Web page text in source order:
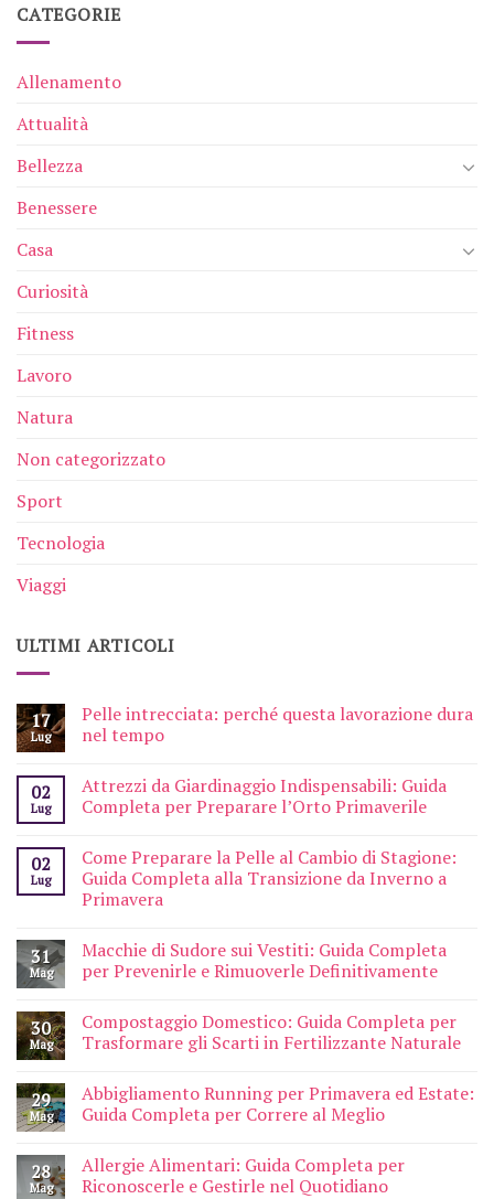
CATEGORIE
Allenamento
Attualità
Bellezza
Benessere
Casa
Curiosità
Fitness
Lavoro
Natura
Non categorizzato
Sport
Tecnologia
Viaggi
ULTIMI ARTICOLI
17
Lug
Pelle intrecciata: perché questa lavorazione dura
nel tempo
02
Lug
Attrezzi da Giardinaggio Indispensabili: Guida
Completa per Preparare l’Orto Primaverile
02
Lug
Come Preparare la Pelle al Cambio di Stagione:
Guida Completa alla Transizione da Inverno a
Primavera
31
Mag
Macchie di Sudore sui Vestiti: Guida Completa
per Prevenirle e Rimuoverle Definitivamente
30
Mag
Compostaggio Domestico: Guida Completa per
Trasformare gli Scarti in Fertilizzante Naturale
29
Mag
Abbigliamento Running per Primavera ed Estate:
Guida Completa per Correre al Meglio
28
Mag
Allergie Alimentari: Guida Completa per
Riconoscerle e Gestirle nel Quotidiano